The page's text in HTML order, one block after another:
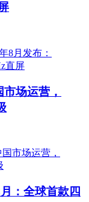
场运营，
：全球首款四